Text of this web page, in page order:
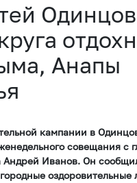
Анапы
кампании в
совещания с
Андрей Иванов. Он